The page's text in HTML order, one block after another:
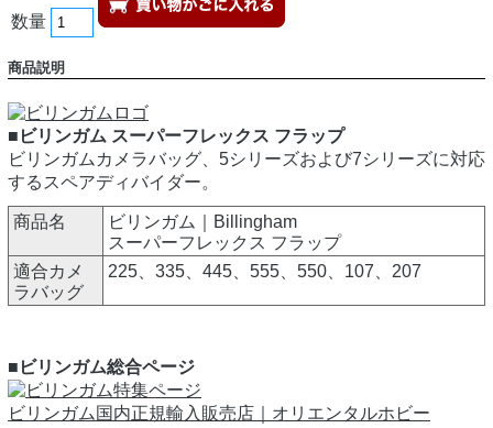
数量
商品説明
■ビリンガム スーパーフレックス フラップ
ビリンガムカメラバッグ、5シリーズおよび7シリーズに対応
するスペアディバイダー。
商品名
ビリンガム｜Billingham
スーパーフレックス フラップ
適合カメ
ラバッグ
225、335、445、555、550、107、207
■ビリンガム総合ページ
ビリンガム国内正規輸入販売店｜オリエンタルホビー